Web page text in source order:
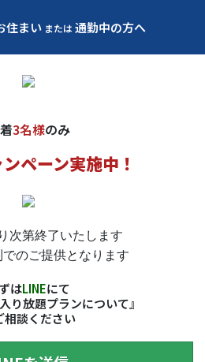
住まい または通勤中の方へ
3名様のみ
ペーン実施中！
次第終了いたします
のご提供となります
はLINEにて
り放題プランについて』
相談ください